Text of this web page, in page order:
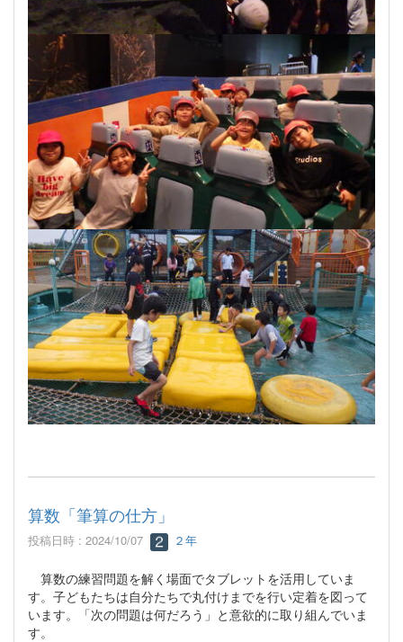
算数「筆算の仕方」
投稿日時 : 2024/10/07 ２年
算数の練習問題を解く場面でタブレットを活用していま
す。子どもたちは自分たちで丸付けまでを行い定着を図って
います。「次の問題は何だろう」と意欲的に取り組んでいま
す。